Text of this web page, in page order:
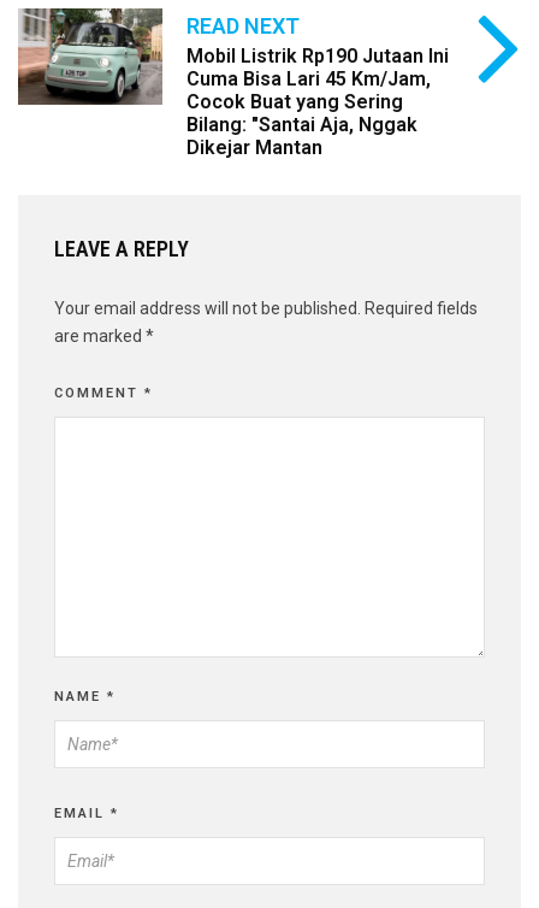
READ NEXT
Mobil Listrik Rp190 Jutaan Ini
Cuma Bisa Lari 45 Km/Jam,
Cocok Buat yang Sering
Bilang: "Santai Aja, Nggak
Dikejar Mantan
LEAVE A REPLY
Your email address will not be published.
Required fields
are marked *
COMMENT *
NAME *
EMAIL *